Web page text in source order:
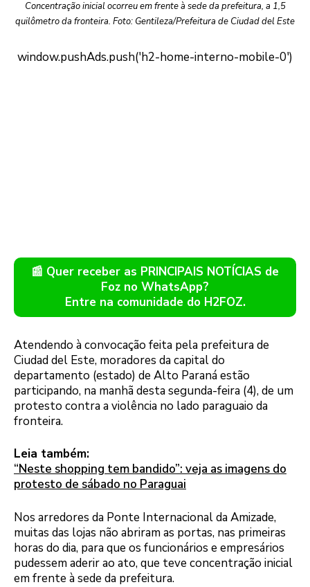
Concentração inicial ocorreu em frente à sede da prefeitura, a 1,5
quilômetro da fronteira. Foto: Gentileza/Prefeitura de Ciudad del Este
📰 Quer receber as PRINCIPAIS NOTÍCIAS de
Foz no WhatsApp?
Entre na comunidade do H2FOZ.
Atendendo à convocação feita pela prefeitura de
Ciudad del Este, moradores da capital do
departamento (estado) de Alto Paraná estão
participando, na manhã desta segunda-feira (4), de um
protesto contra a violência no lado paraguaio da
fronteira.
Leia também:
“Neste shopping tem bandido”: veja as imagens do
protesto de sábado no Paraguai
Nos arredores da Ponte Internacional da Amizade,
muitas das lojas não abriram as portas, nas primeiras
horas do dia, para que os funcionários e empresários
pudessem aderir ao ato, que teve concentração inicial
em frente à sede da prefeitura.